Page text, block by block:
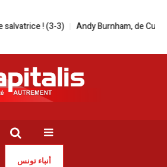
(3-3) Andy Burnham, de Culcheth au 10,
أنباء تونس